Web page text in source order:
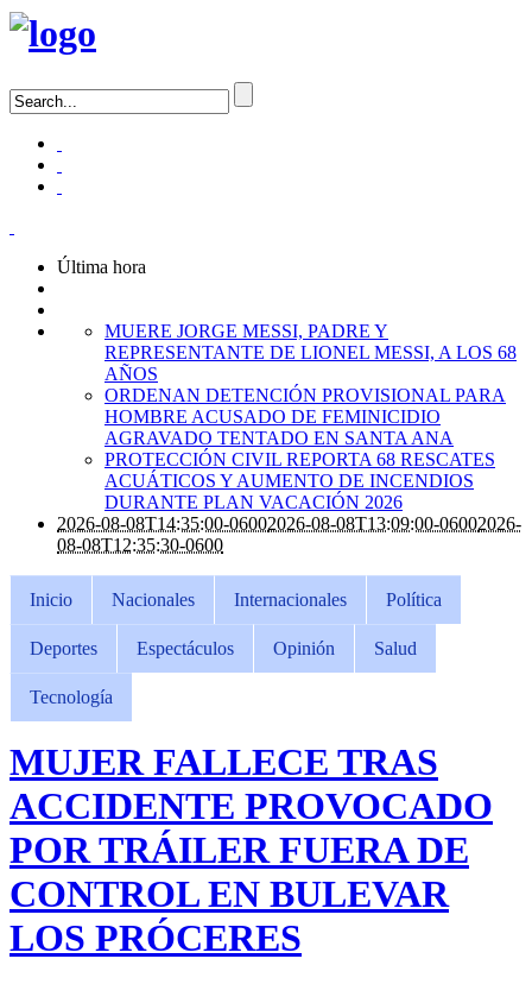
Última hora
MUERE JORGE MESSI, PADRE Y
REPRESENTANTE DE LIONEL MESSI, A LOS 68
AÑOS
ORDENAN DETENCIÓN PROVISIONAL PARA
HOMBRE ACUSADO DE FEMINICIDIO
AGRAVADO TENTADO EN SANTA ANA
PROTECCIÓN CIVIL REPORTA 68 RESCATES
ACUÁTICOS Y AUMENTO DE INCENDIOS
DURANTE PLAN VACACIÓN 2026
2026-08-08T14:35:00-06002026-08-08T13:09:00-06002026-
08-08T12:35:30-0600
Inicio Nacionales Internacionales Política
Deportes Espectáculos Opinión Salud
Tecnología
MUJER FALLECE TRAS
ACCIDENTE PROVOCADO
POR TRÁILER FUERA DE
CONTROL EN BULEVAR
LOS PRÓCERES